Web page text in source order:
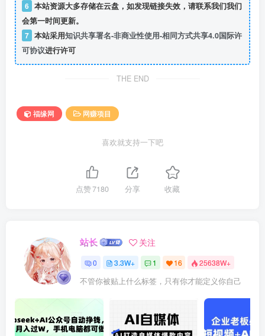
6 本站资源大多存储在云盘，如发现链接失效，请联系我们我们
会第一时间更新。
7 本站采用知识共享署名-非商业性使用-相同方式共享4.0国际许
可协议进行许可
THE END
福缘网 网赚项目
喜欢就支持一下吧
点赞7180 分享 收藏
站长 关注
0 3.3W+ 1 16 25638W+
不管你被贴上什么标签，只有你才能定义你自己